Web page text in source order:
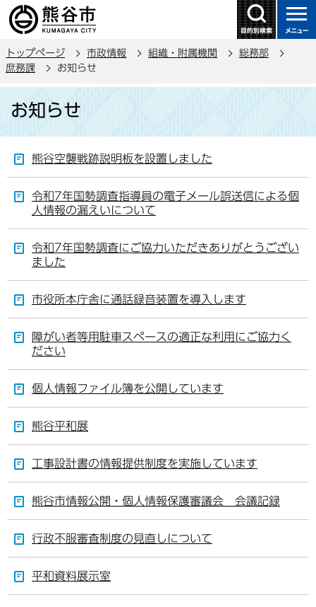
の
ー
トップページ 市政情報 組織・附属機関
総務部
庶務課
お知らせ
お知らせ
熊谷空襲戦跡説明板を設置しました
令和7年国勢調査指導員の電子メール誤送信による個
人情報の漏えいについて
令和7年国勢調査にご協力いただきありがとうござい
ました
市役所本庁舎に通話録音装置を導入します
障がい者等用駐車スペースの適正な利用にご協力く
ださい
個人情報ファイル簿を公開しています
熊谷平和展
工事設計書の情報提供制度を実施しています
熊谷市情報公開・個人情報保護審議会 会議記録
行政不服審査制度の見直しについて
平和資料展示室